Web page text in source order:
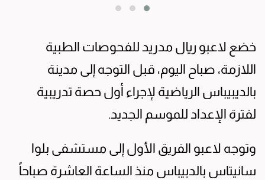
خضع لاعبو ريال مدريد للفحوصات الطبية
اللازمة، صباح اليوم، قبل التوجه إلى مدينة
بالديبيباس الرياضية لإجراء أول حصة تدريبية
لفترة الإعداد للموسم الجديد.
وتوجه لاعبو الفريق الأول إلى مستشفى بلوا
سانيتاس بالدبيباس منذ الساعة العاشرة صباحاً